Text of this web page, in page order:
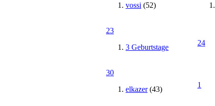
vossi (52)
23
3 Geburtstage
24
30
elkazer(43)
1